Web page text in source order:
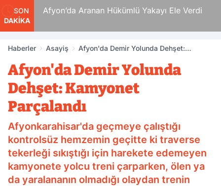
SON
DAKİKA
Afyon’da Aranan Hükümlü Yakayı Ele Verdi
Haberler Asayiş
Afyon'da Demir Yolunda Dehşet:
Afyon'da Demir Yolunda
Dehşet: Kamyonet
Parçalandı
Afyonkarahisar'da geçmeye çalıştığı
kontrolsüz hemzemin geçitte ki traverse
tekerleği sıkıştığı için harekete edemeyen
kamyonete yolcu treni çarparken, ölen ya
da yaralananın olmadığı olaydan trenin